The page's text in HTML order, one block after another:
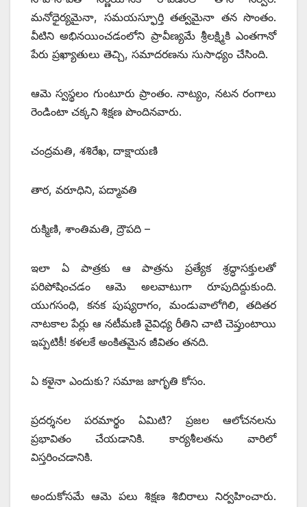
మనోధైర్యమైనా, సమయస్ఫూర్తి తత్వమైనా తన సొంతం.
వీటిని అభినయించడంలోని ప్రావీణ్యమే శ్రీలక్ష్మికి ఎంతగానో
పేరు ప్రఖ్యాతులు తెచ్చి, సమాదరణను సుసాధ్యం చేసింది.
ఆమె స్వస్థలం గుంటూరు ప్రాంతం. నాట్యం, నటన రంగాలు
రెండింటా చక్కని శిక్షణ పొందినవారు.
చంద్రమతి, శశిరేఖ, దాక్షాయణి
తార, వరూధిని, పద్మావతి
రుక్మిణి, శాంతిమతి, ద్రౌపది –
ఇలా ఏ పాత్రకు ఆ పాత్రను ప్రత్యేక శ్రద్ధాసక్తులతో
పరిపోషించడం ఆమె అలవాటుగా రూపుదిద్దుకుంది.
యుగసంధి, కనక పుష్యరాగం, మండువాలోగిలి, తదితర
నాటకాల పేర్లు ఆ నటీమణి వైవిధ్య రీతిని చాటి చెప్తుంటాయి
ఇప్పటికీ! కళలకే అంకితమైన జీవితం తనది.
ఏ కళైనా ఎందుకు? సమాజ జాగృతి కోసం.
ప్రదర్శనల పరమార్థం ఏమిటి? ప్రజల ఆలోచనలను
ప్రభావితం చేయడానికి. కార్యశీలతను వారిలో
విస్తరించడానికి.
అందుకోసమే ఆమె పలు శిక్షణ శిబిరాలు నిర్వహించారు.